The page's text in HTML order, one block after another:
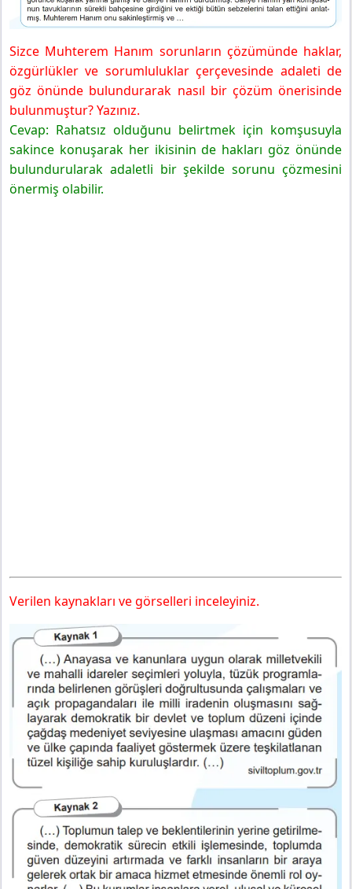
Sizce Muhterem Hanım sorunların çözümünde haklar,
özgürlükler ve sorumluluklar çerçevesinde adaleti de
göz önünde bulundurarak nasıl bir çözüm önerisinde
bulunmuştur? Yazınız.
Cevap: Rahatsız olduğunu belirtmek için komşusuyla
sakince konuşarak her ikisinin de hakları göz önünde
bulundurularak adaletli bir şekilde sorunu çözmesini
önermiş olabilir.
Verilen kaynakları ve görselleri inceleyiniz.